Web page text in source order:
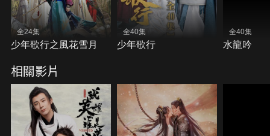
全24集
少年歌行之風花雪月
全40集
少年歌行
全40集
水龍吟
相關影片